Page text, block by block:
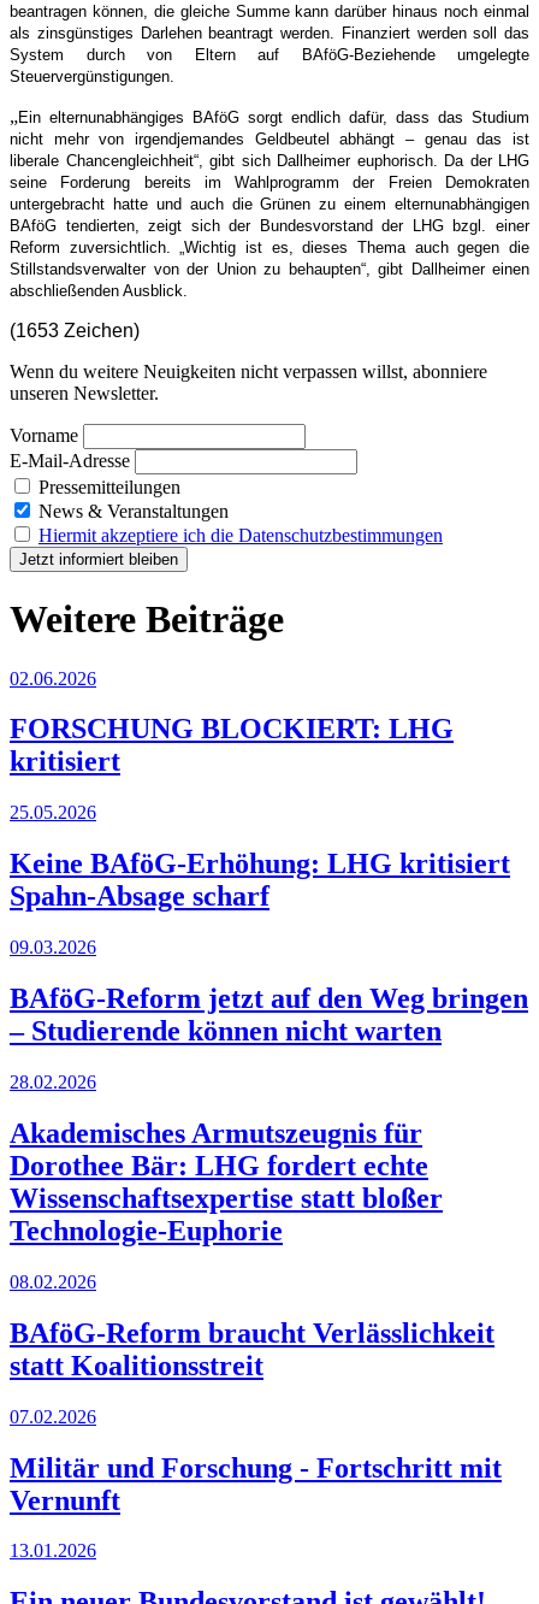
beantragen können, die gleiche Summe kann darüber hinaus noch einmal
als zinsgünstiges Darlehen beantragt werden. Finanziert werden soll das
System durch von Eltern auf BAföG-Beziehende umgelegte
Steuervergünstigungen.
„Ein elternunabhängiges BAföG sorgt endlich dafür, dass das Studium
nicht mehr von irgendjemandes Geldbeutel abhängt – genau das ist
liberale Chancengleichheit“, gibt sich Dallheimer euphorisch. Da der LHG
seine Forderung bereits im Wahlprogramm der Freien Demokraten
untergebracht hatte und auch die Grünen zu einem elternunabhängigen
BAföG tendierten, zeigt sich der Bundesvorstand der LHG bzgl. einer
Reform zuversichtlich. „Wichtig ist es, dieses Thema auch gegen die
Stillstandsverwalter von der Union zu behaupten“, gibt Dallheimer einen
abschließenden Ausblick.
(1653 Zeichen)
Wenn du weitere Neuigkeiten nicht verpassen willst, abonniere
unseren Newsletter.
Vorname
E-Mail-Adresse
Pressemitteilungen
News & Veranstaltungen
Hiermit akzeptiere ich die Datenschutzbestimmungen
Weitere Beiträge
02.06.2026
FORSCHUNG BLOCKIERT: LHG
kritisiert
25.05.2026
Keine BAföG-Erhöhung: LHG kritisiert
Spahn-Absage scharf
09.03.2026
BAföG-Reform jetzt auf den Weg bringen
– Studierende können nicht warten
28.02.2026
Akademisches Armutszeugnis für
Dorothee Bär: LHG fordert echte
Wissenschaftsexpertise statt bloßer
Technologie-Euphorie
08.02.2026
BAföG-Reform braucht Verlässlichkeit
statt Koalitionsstreit
07.02.2026
Militär und Forschung - Fortschritt mit
Vernunft
13.01.2026